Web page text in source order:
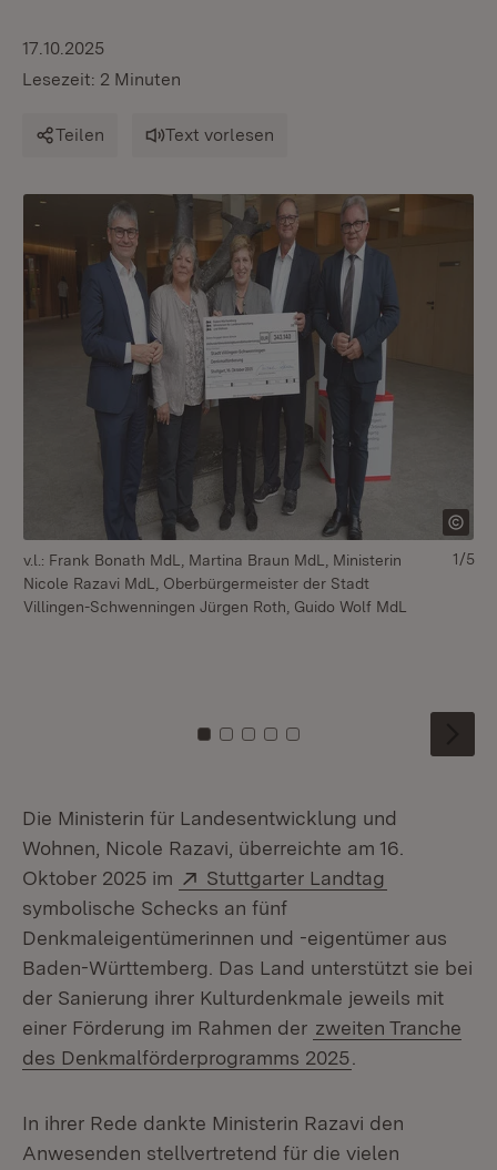
17.10.2025
Lesezeit: 2 Minuten
Teilen Text vorlesen
v.l.: Frank Bonath MdL, Martina Braun MdL, Ministerin
Nicole Razavi MdL, Oberbürgermeister der Stadt
Villingen-Schwenningen Jürgen Roth, Guido Wolf MdL
Zu Kachel: 0
Zu Kachel: 1
Zu Kachel: 2
Zu Kachel: 3
Zu Kachel: 4
1/5
Die Ministerin für Landesentwicklung und
Wohnen, Nicole Razavi, überreichte am 16.
Oktober 2025 im
Extern:
Stuttgarter Landtag
symbolische Schecks an fünf
Denkmaleigentümerinnen und -eigentümer aus
Baden-Württemberg. Das Land unterstützt sie bei
der Sanierung ihrer Kulturdenkmale jeweils mit
einer Förderung im Rahmen der zweiten Tranche
des Denkmalförderprogramms 2025
In ihrer Rede dankte Ministerin Razavi den
Anwesenden stellvertretend für die vielen